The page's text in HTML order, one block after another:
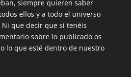
siempre quieren saber
ellos y a todo el universo
Ni que decir que si tenéis
sobre lo publicado os
lo que esté dentro de nuestro